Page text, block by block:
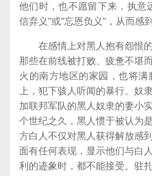
他们时，也不愿留下来，执意
信弃义"或"忘恩负义"，从而感
在感情上对黑人抱有怨恨的
那些在前线被打败、疲惫不堪
火的南方地区的家园，也将
上，犯下骇人听闻的暴行。奴
加联邦军队的黑人奴隶的妻小
个世纪之久，黑人惯于被认为
方白人不仅对黑人获得解放感
面有任何表现，显示他们与白
利的迹象时，都不能接受。驻